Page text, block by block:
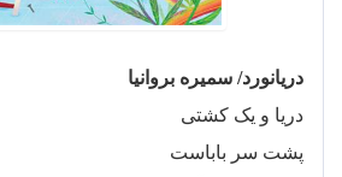
دریانورد/ سمیره بروانیا
دریا و یک کشتی
پشت سر باباست